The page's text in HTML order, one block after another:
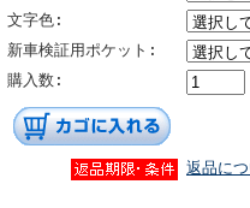
文字色:
新車検証用ポケット:
購入数:
返品に